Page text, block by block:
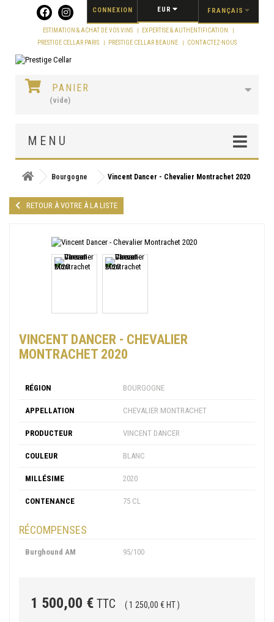
FRANÇAIS
EUR
CONNEXION
ESTIMATION & ACHAT DE VOS VINS
EXPERTISE & AUTHENTIFICATION
PRESTIGE CELLAR PARIS
PRESTIGE CELLAR BEAUNE CONTACTEZ-NOUS
PANIER
(vide)
MENU
Bourgogne Vincent Dancer - Chevalier Montrachet 2020
RETOUR À VOTRE À LA LISTE
VINCENT DANCER - CHEVALIER
MONTRACHET 2020
RÉGION BOURGOGNE
APPELLATION CHEVALIER MONTRACHET
PRODUCTEUR VINCENT DANCER
COULEUR BLANC
MILLÉSIME 2020
CONTENANCE 75 CL
RÉCOMPENSES
Burghound AM 95/100
1 500,00 € TTC ( 1 250,00 € HT )
Panneau de gestion des cookies